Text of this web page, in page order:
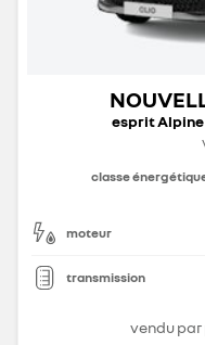
esprit Alpine
classe
moteur
transmission
vendu par